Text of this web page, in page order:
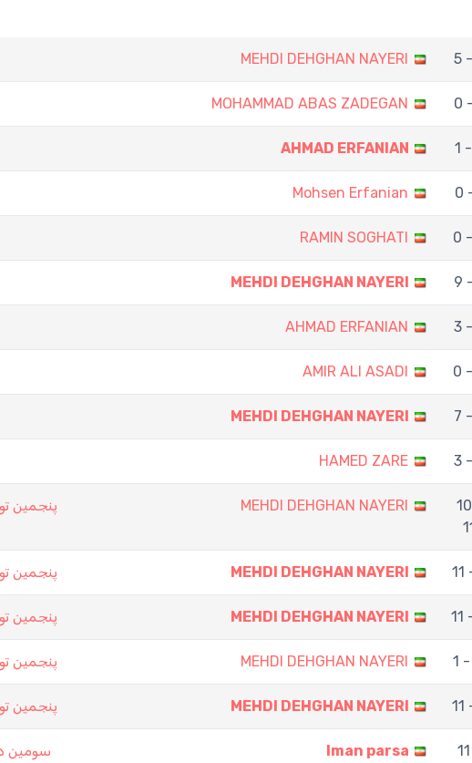
MEHDI DEHGHAN NAYERI 5
MOHAMMAD ABAS ZADEGAN 0
AHMAD ERFANIAN 1
Mohsen Erfanian 0
RAMIN SOGHATI 0
MEHDI DEHGHAN NAYERI 9
AHMAD ERFANIAN 3
AMIR ALI ASADI 0
MEHDI DEHGHAN NAYERI 7
HAMED ZARE 3
پنجمين MEHDI DEHGHAN NAYERI
پنجمين MEHDI DEHGHAN NAYERI 11
پنجمين MEHDI DEHGHAN NAYERI 11
پنجمين MEHDI DEHGHAN NAYERI 1 -
پنجمين MEHDI DEHGHAN NAYERI 11
سومین Iman parsa